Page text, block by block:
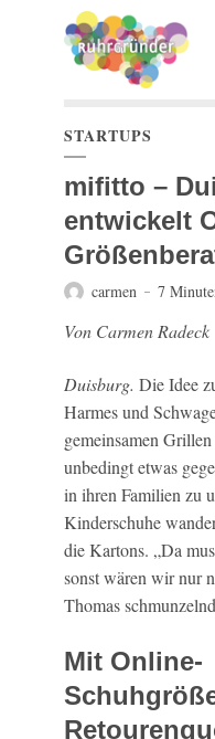
STARTUPS
mifitto –
entwickelt
carmen 7
Von Carmen Radeck
Duisburg. Die Idee
Harmes und
gemeinsamen
unbedingt etwas
in ihren Familien zu
Kinderschuhe
die Kartons. „Da
sonst wären wir nur
Thomas
Mit Online-